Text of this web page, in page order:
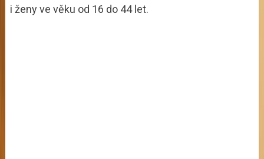
i ženy ve věku od 16 do 44 let.